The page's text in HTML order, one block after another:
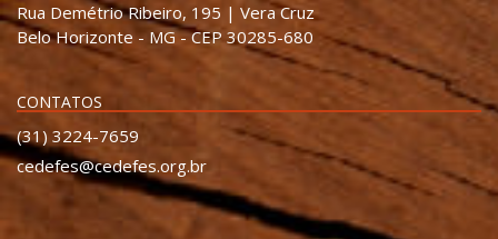
Rua Demétrio Ribeiro, 195 | Vera Cruz
Belo Horizonte - MG - CEP 30285-680
CONTATOS
(31) 3224-7659
cedefes@cedefes.org.br